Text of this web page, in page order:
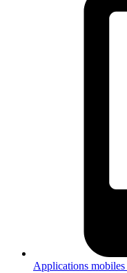
Applications mobiles